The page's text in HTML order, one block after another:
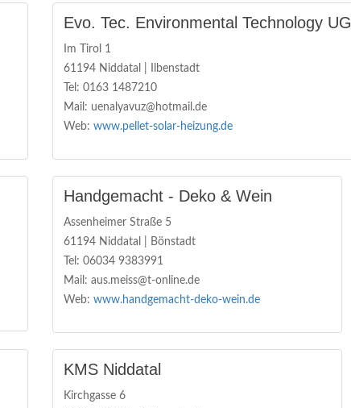
Evo. Tec. Environmental Technology UG
Im Tirol 1
61194 Niddatal | Ilbenstadt
Tel: 0163 1487210
Mail: uenalyavuz@hotmail.de
Web: www.pellet-solar-heizung.de
Handgemacht - Deko & Wein
Assenheimer Straße 5
61194 Niddatal | Bönstadt
Tel: 06034 9383991
Mail: aus.meiss@t-online.de
Web: www.handgemacht-deko-wein.de
KMS Niddatal
Kirchgasse 6